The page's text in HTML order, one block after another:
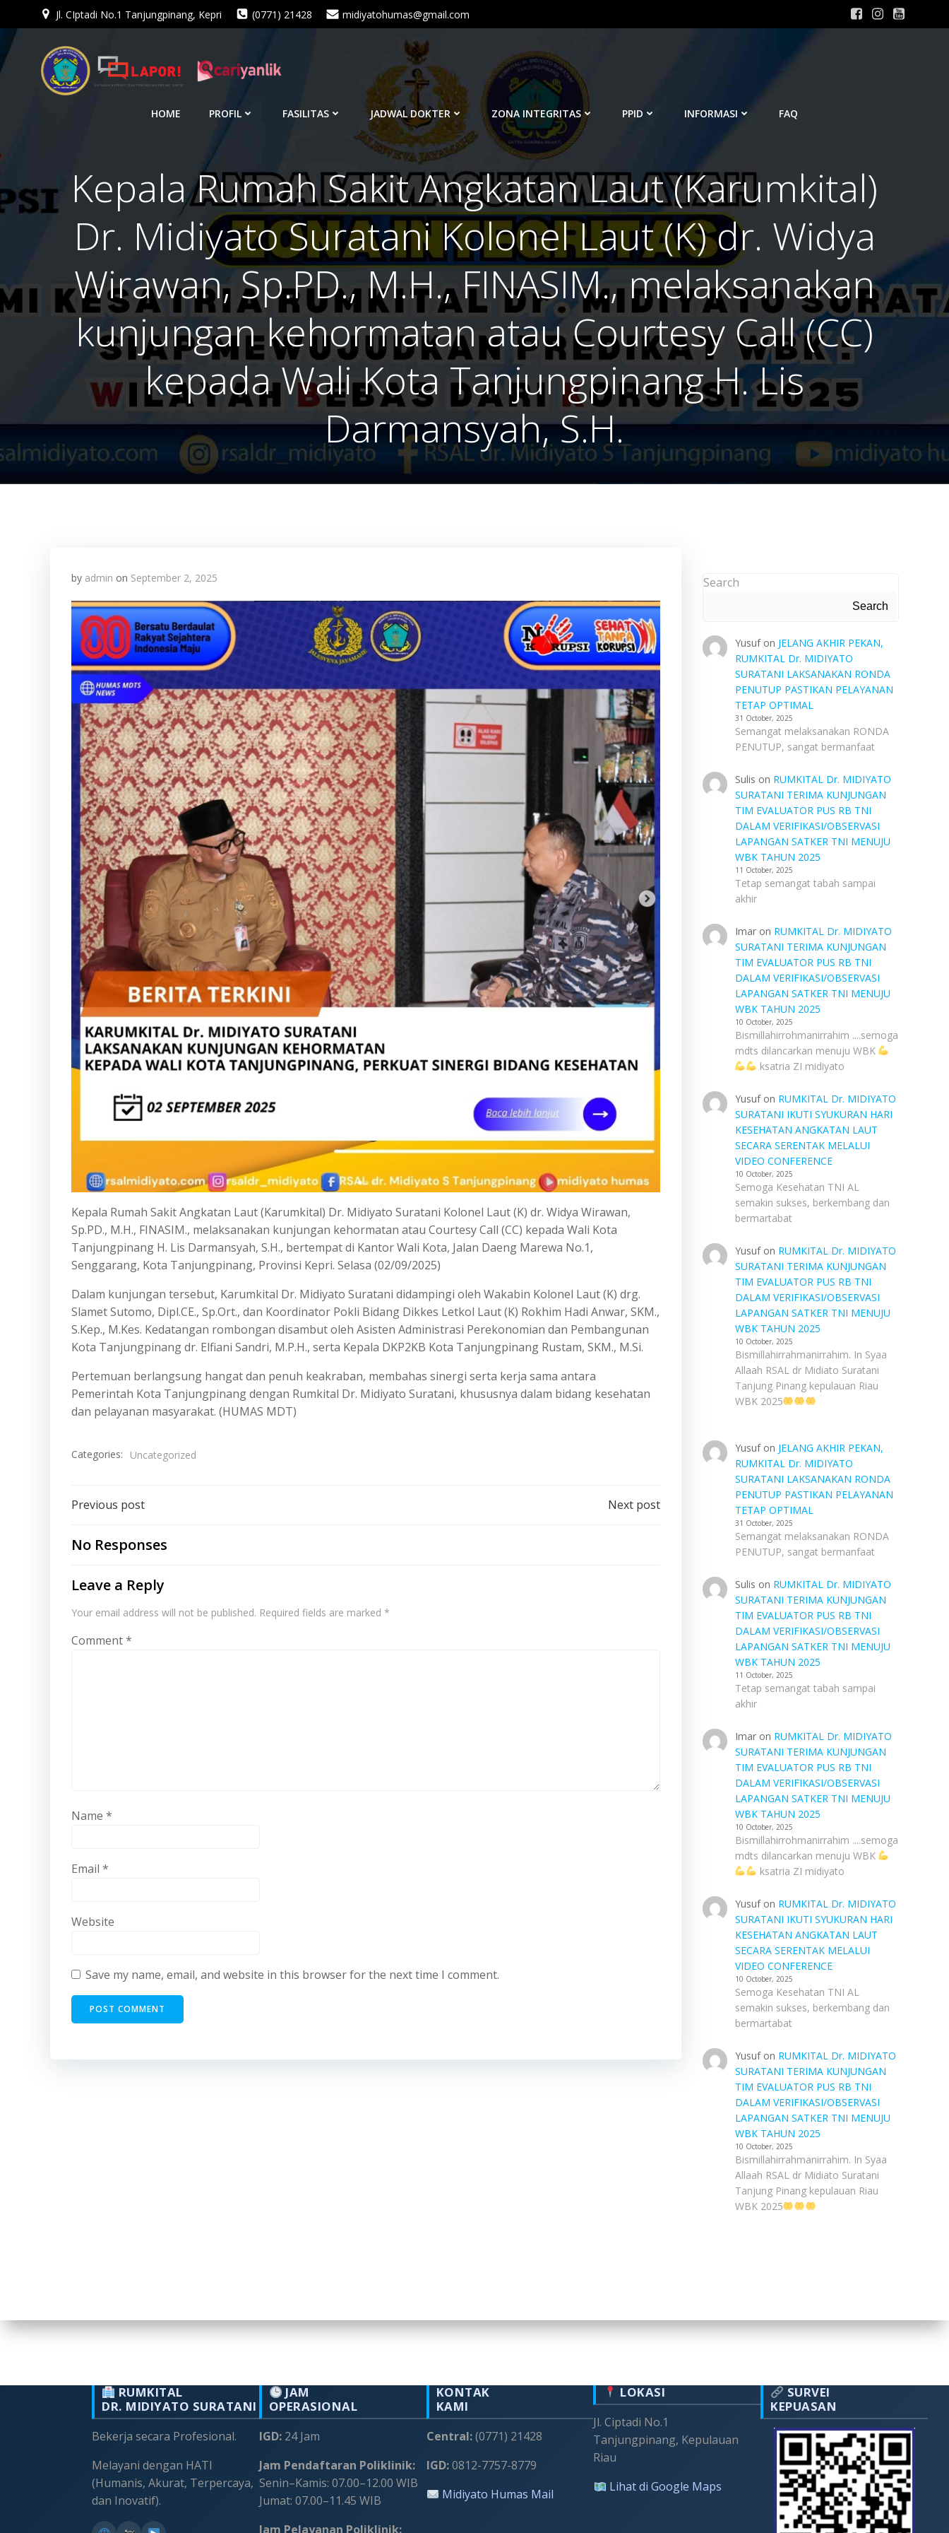
Jl. CIptadi No.1 Tanjungpinang, Kepri (0771) 21428 midiyatohumas@gmail.com
Skip
to
content
HOME PROFIL FASILITAS JADWAL DOKTER ZONA INTEGRITAS PPID INFORMASI FAQ
Kepala Rumah Sakit Angkatan Laut (Karumkital)
Dr. Midiyato Suratani Kolonel Laut (K) dr. Widya
Wirawan, Sp.PD., M.H., FINASIM., melaksanakan
kunjungan kehormatan atau Courtesy Call (CC)
kepada Wali Kota Tanjungpinang H. Lis
Darmansyah, S.H.
by admin on September 2, 2025
Kepala Rumah Sakit Angkatan Laut (Karumkital) Dr. Midiyato Suratani Kolonel Laut (K) dr. Widya Wirawan,
Sp.PD., M.H., FINASIM., melaksanakan kunjungan kehormatan atau Courtesy Call (CC) kepada Wali Kota
Tanjungpinang H. Lis Darmansyah, S.H., bertempat di Kantor Wali Kota, Jalan Daeng Marewa No.1,
Senggarang, Kota Tanjungpinang, Provinsi Kepri. Selasa (02/09/2025)
Dalam kunjungan tersebut, Karumkital Dr. Midiyato Suratani didampingi oleh Wakabin Kolonel Laut (K) drg.
Slamet Sutomo, Dipl.CE., Sp.Ort., dan Koordinator Pokli Bidang Dikkes Letkol Laut (K) Rokhim Hadi Anwar, SKM.,
S.Kep., M.Kes. Kedatangan rombongan disambut oleh Asisten Administrasi Perekonomian dan Pembangunan
Kota Tanjungpinang dr. Elfiani Sandri, M.P.H., serta Kepala DKP2KB Kota Tanjungpinang Rustam, SKM., M.Si.
Pertemuan berlangsung hangat dan penuh keakraban, membahas sinergi serta kerja sama antara
Pemerintah Kota Tanjungpinang dengan Rumkital Dr. Midiyato Suratani, khususnya dalam bidang kesehatan
dan pelayanan masyarakat. (HUMAS MDT)
Categories: Uncategorized
Post
navigation
Previous post Next post
No Responses
Leave a Reply
Your email address will not be published. Required fields are marked *
Comment*
Name *
Email *
Website
Save my name, email, and website in this browser for the next time I comment.
Search
Search
Yusufon JELANG AKHIR PEKAN,
RUMKITAL Dr. MIDIYATO
SURATANI LAKSANAKAN RONDA
PENUTUP PASTIKAN PELAYANAN
TETAP OPTIMAL
31 October, 2025
Semangat melaksanakan RONDA
PENUTUP, sangat bermanfaat
Sulis on RUMKITAL Dr. MIDIYATO
SURATANI TERIMA KUNJUNGAN
TIM EVALUATOR PUS RB TNI
DALAM VERIFIKASI/OBSERVASI
LAPANGAN SATKER TNI MENUJU
WBK TAHUN 2025
11 October, 2025
Tetap semangat tabah sampai
akhir
Imaron RUMKITAL Dr. MIDIYATO
SURATANI TERIMA KUNJUNGAN
TIM EVALUATOR PUS RB TNI
DALAM VERIFIKASI/OBSERVASI
LAPANGAN SATKER TNI MENUJU
WBK TAHUN 2025
10 October, 2025
Bismillahirrohmanirrahim ....semoga
mdts dilancarkan menuju WBK
ksatria ZI midiyato
Yusufon RUMKITAL Dr. MIDIYATO
SURATANI IKUTI SYUKURAN HARI
KESEHATAN ANGKATAN LAUT
SECARA SERENTAK MELALUI
VIDEO CONFERENCE
10 October, 2025
Semoga Kesehatan TNI AL
semakin sukses, berkembang dan
bermartabat
Yusufon RUMKITAL Dr. MIDIYATO
SURATANI TERIMA KUNJUNGAN
TIM EVALUATOR PUS RB TNI
DALAM VERIFIKASI/OBSERVASI
LAPANGAN SATKER TNI MENUJU
WBK TAHUN 2025
10 October, 2025
Bismillahirrahmanirrahim. In Syaa
Allaah RSAL dr Midiato Suratani
Tanjung Pinang kepulauan Riau
WBK 2025
Yusufon JELANG AKHIR PEKAN,
RUMKITAL Dr. MIDIYATO
SURATANI LAKSANAKAN RONDA
PENUTUP PASTIKAN PELAYANAN
TETAP OPTIMAL
31 October, 2025
Semangat melaksanakan RONDA
PENUTUP, sangat bermanfaat
Sulis on RUMKITAL Dr. MIDIYATO
SURATANI TERIMA KUNJUNGAN
TIM EVALUATOR PUS RB TNI
DALAM VERIFIKASI/OBSERVASI
LAPANGAN SATKER TNI MENUJU
WBK TAHUN 2025
11 October, 2025
Tetap semangat tabah sampai
akhir
Imaron RUMKITAL Dr. MIDIYATO
SURATANI TERIMA KUNJUNGAN
TIM EVALUATOR PUS RB TNI
DALAM VERIFIKASI/OBSERVASI
LAPANGAN SATKER TNI MENUJU
WBK TAHUN 2025
10 October, 2025
Bismillahirrohmanirrahim ....semoga
mdts dilancarkan menuju WBK
ksatria ZI midiyato
Yusufon RUMKITAL Dr. MIDIYATO
SURATANI IKUTI SYUKURAN HARI
KESEHATAN ANGKATAN LAUT
SECARA SERENTAK MELALUI
VIDEO CONFERENCE
10 October, 2025
Semoga Kesehatan TNI AL
semakin sukses, berkembang dan
bermartabat
Yusufon RUMKITAL Dr. MIDIYATO
SURATANI TERIMA KUNJUNGAN
TIM EVALUATOR PUS RB TNI
DALAM VERIFIKASI/OBSERVASI
LAPANGAN SATKER TNI MENUJU
WBK TAHUN 2025
10 October, 2025
Bismillahirrahmanirrahim. In Syaa
Allaah RSAL dr Midiato Suratani
Tanjung Pinang kepulauan Riau
WBK 2025
RUMKITAL
DR. MIDIYATO SURATANI
Bekerja secara Profesional.
Melayani dengan HATI
(Humanis, Akurat, Terpercaya,
dan Inovatif).
JAM
OPERASIONAL
IGD:24 Jam
Jam Pendaftaran Poliklinik:
Senin–Kamis: 07.00–12.00 WIB
Jumat: 07.00–11.45 WIB
Jam Pelayanan Poliklinik:
KONTAK
KAMI
Central:(0771) 21428
IGD:0812-7757-8779
Midiyato Humas Mail
LOKASI
Jl. Ciptadi No.1
Tanjungpinang, Kepulauan
Riau
Lihat di Google Maps
SURVEI
KEPUASAN